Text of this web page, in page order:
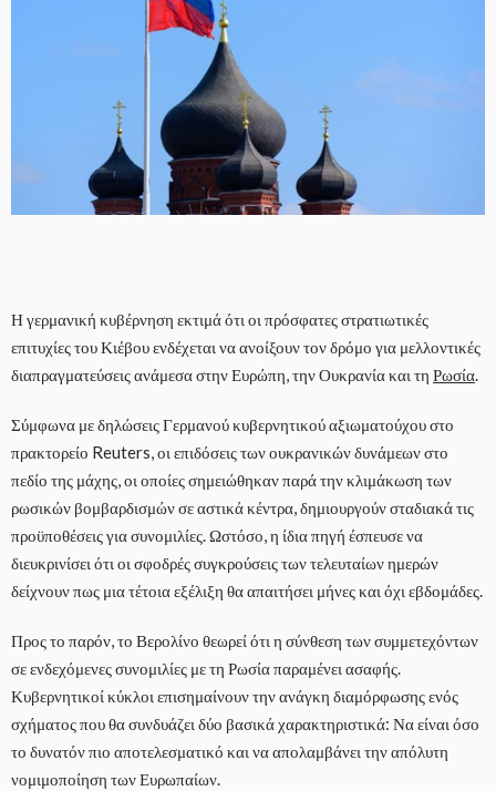
Η γερμανική κυβέρνηση εκτιμά ότι οι πρόσφατες στρατιωτικές
επιτυχίες του Κιέβου ενδέχεται να ανοίξουν τον δρόμο για μελλοντικές
διαπραγματεύσεις ανάμεσα στην Ευρώπη, την Ουκρανία και τη Ρωσία.
Σύμφωνα με δηλώσεις Γερμανού κυβερνητικού αξιωματούχου στο
πρακτορείο Reuters, οι επιδόσεις των ουκρανικών δυνάμεων στο
πεδίο της μάχης, οι οποίες σημειώθηκαν παρά την κλιμάκωση των
ρωσικών βομβαρδισμών σε αστικά κέντρα, δημιουργούν σταδιακά τις
προϋποθέσεις για συνομιλίες. Ωστόσο, η ίδια πηγή έσπευσε να
διευκρινίσει ότι οι σφοδρές συγκρούσεις των τελευταίων ημερών
δείχνουν πως μια τέτοια εξέλιξη θα απαιτήσει μήνες και όχι εβδομάδες.
Προς το παρόν, το Βερολίνο θεωρεί ότι η σύνθεση των συμμετεχόντων
σε ενδεχόμενες συνομιλίες με τη Ρωσία παραμένει ασαφής.
Κυβερνητικοί κύκλοι επισημαίνουν την ανάγκη διαμόρφωσης ενός
σχήματος που θα συνδυάζει δύο βασικά χαρακτηριστικά: Να είναι όσο
το δυνατόν πιο αποτελεσματικό και να απολαμβάνει την απόλυτη
νομιμοποίηση των Ευρωπαίων.